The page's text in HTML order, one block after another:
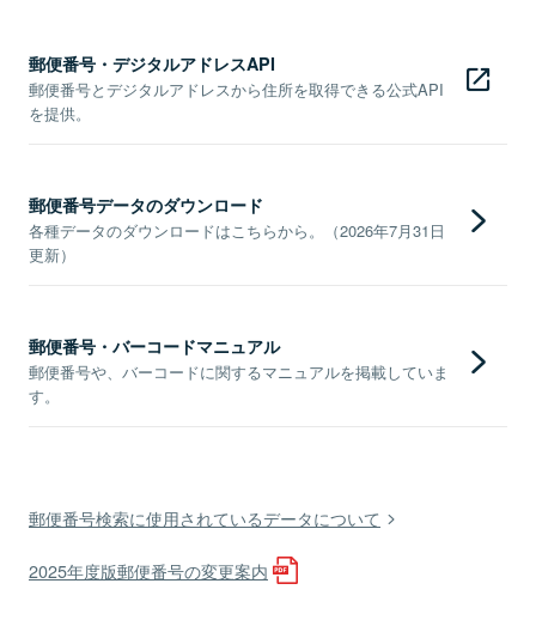
郵便番号・デジタルアドレスAPI
郵便番号とデジタルアドレスから住所を取得できる公式API
を提供。
郵便番号データのダウンロード
各種データのダウンロードはこちらから。（2026年7月31日
更新）
郵便番号・バーコードマニュアル
郵便番号や、バーコードに関するマニュアルを掲載していま
す。
郵便番号検索に使用されているデータについて
2025年度版郵便番号の変更案内